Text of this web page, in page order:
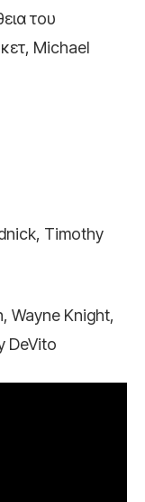
του
Michael
Timothy
Wayne Knight,
DeVito